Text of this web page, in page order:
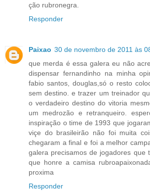
ção rubronegra.
Responder
Paixao 30 de novembro de 2011 às
que merda é essa galera eu não
dispensar fernandinho na minha
fabio santos, douglas,só o resto
sem destino. e trazer um treinador
o verdadeiro destino do vitoria
um medrozão e retranqueiro.
inspiração o time de 1993 que
viçe do brasileirão não foi muita
chegaram a final e foi a melhor
galera precisamos de jogadores que
que honre a camisa
proxima
Responder